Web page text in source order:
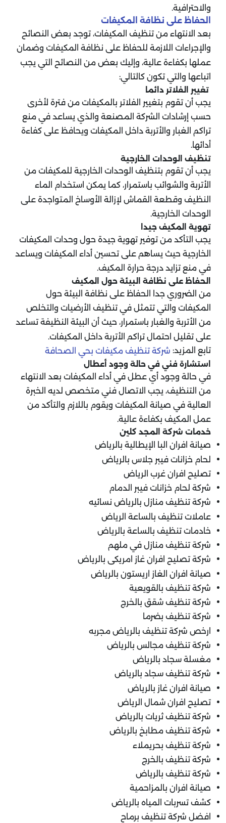
والاحترافية.
الحفاظ على نظافة المكيفات
بعد الانتهاء من تنظيف المكيفات، توجد بعض النصائح
والإجراءات اللازمة للحفاظ على نظافة المكيفات وضمان
عملها بكفاءة عالية، وإليك بعض من النصائح التي يجب
اتباعها والتي تكون كالتالي:
تغيير الفلاتر دائما
يجب أن تقوم بتغيير الفلاتر بالمكيفات من فترة لأخرى
حسب إرشادات الشركة المصنعة والذي يساعد في منع
تراكم الغبار والأتربة داخل المكيفات ويحافظ على كفاءة
أدائها.
تنظيف الوحدات الخارجية
يجب أن تقوم بتنظيف الوحدات الخارجية للمكيفات من
الأتربة والشوائب باستمرار، كما يمكن استخدام الماء
النظيف وقطعة القماش لإزالة الأوساخ المتواجدة على
الوحدات الخارجية.
تهوية المكيف جيدا
يجب التأكد من توفير تهوية جيدة حول وحدات المكيفات
الخارجية حيث يساهم على تحسين أداء المكيفات ويساعد
في منع تزايد درجة حرارة المكيف.
الحفاظ على نظافة البيئة حول المكيف
من الضروري جدا الحفاظ على نظافة البيئة حول
المكيفات والتي تتمثل في تنظيف الأرضيات والتخلص
من الأتربة والغبار باستمرار، حيث أن البيئة النظيفة تساعد
على تقليل احتمال تراكم الأتربة داخل المكيفات.
تابع المزيد: شركة تنظيف مكيفات بحي الصحافة
استشارة فني في حالة وجود أعطال
في حالة وجود أي عطل في أداء المكيفات بعد الانتهاء
من التنظيف، يجب الاتصال فني متخصص لديه الخبرة
العالية في صيانة المكيفات ويقوم باللازم والتأكد من
عمل المكيف بكفاءة عالية.
خدمات شركة المجد كلين
صيانة افران البا الإيطالية بالرياض
لحام خزانات فيبر جلاس بالرياض
تصليح افران غرب الرياض
شركة لحام خزانات فيبر الدمام
شركة تنظيف منازل بالرياض نسائيه
عاملات تنظيف بالساعة الرياض
خادمات تنظيف بالساعة بالرياض
شركة تنظيف منازل في ملهم
شركة تصليح افران غاز امريكى بالرياض
صيانة افران الغاز اريستون بالرياض
شركة تنظيف بالقويعية
شركة تنظيف شقق بالخرج
شركة تنظيف بضرما
ارخص شركة تنظيف بالرياض مجربه
شركة تنظيف مجالس بالرياض
مغسلة سجاد بالرياض
شركة تنظيف سجاد بالرياض
صيانة افران غاز بالرياض
تصليح افران شمال الرياض
شركة تنظيف ثريات بالرياض
شركة تنظيف مطابخ بالرياض
شركة تنظيف بحريملاء
شركة تنظيف بالخرج
شركة تنظيف بالرياض
صيانة افران بالمزاحمية
كشف تسربات المياه بالرياض
افضل شركة تنظيف برماح